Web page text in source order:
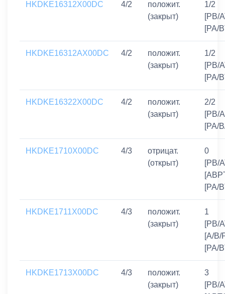
HKDKE16312X00DC 4/2
положит.
(закрыт)
1/2
[PB/
[PA/
HKDKE16312AX00DC 4/2
положит.
(закрыт)
1/2
[PB/
[PA/
HKDKE16322X00DC 4/2
положит.
(закрыт)
2/2
[PB/
[PA/
HKDKE1710X00DC 4/3
отрицат.
(открыт)
0
[PB/
[PA/
HKDKE1711X00DC 4/3
положит.
(закрыт)
1
[PB/
[A/B/
[PA/
HKDKE1713X00DC 4/3
положит.
(закрыт)
3
[PB/